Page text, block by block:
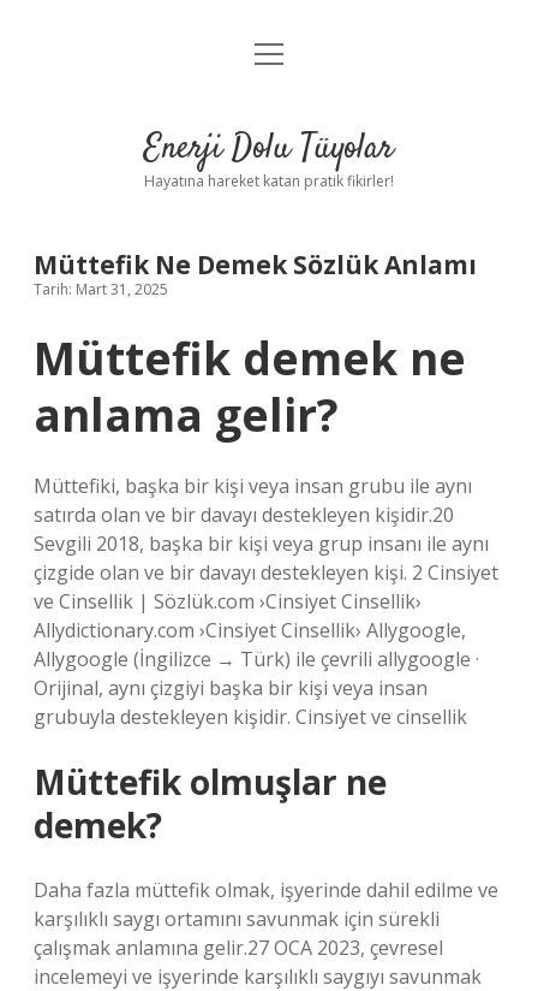
Anasayfa
Yasal Uyarı
menüyü
Enerji Dolu Tüyolar
Hayatına hareket katan pratik fikirler!
Müttefik Ne Demek Sözlük Anlamı
Tarih: Mart 31, 2025
Müttefik demek ne
anlama gelir?
Müttefiki, başka bir kişi veya insan grubu ile aynı
satırda olan ve bir davayı destekleyen kişidir.20
Sevgili 2018, başka bir kişi veya grup insanı ile aynı
çizgide olan ve bir davayı destekleyen kişi. 2 Cinsiyet
ve Cinsellik | Sözlük.com ›Cinsiyet Cinsellik›
Allydictionary.com ›Cinsiyet Cinsellik› Allygoogle,
Allygoogle (İngilizce → Türk) ile çevrili allygoogle ·
Orijinal, aynı çizgiyi başka bir kişi veya insan
grubuyla destekleyen kişidir. Cinsiyet ve cinsellik
Müttefik olmuşlar ne
demek?
Daha fazla müttefik olmak, işyerinde dahil edilme ve
karşılıklı saygı ortamını savunmak için sürekli
çalışmak anlamına gelir.27 OCA 2023, çevresel
incelemeyi ve işyerinde karşılıklı saygıyı savunmak